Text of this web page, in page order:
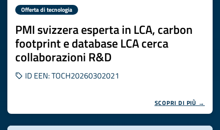
Offerta di tecnologia
PMI svizzera esperta in LCA, carbon
footprint e database LCA cerca
collaborazioni R&D
ID EEN: TOCH20260302021
SCOPRI DI PIÙ →